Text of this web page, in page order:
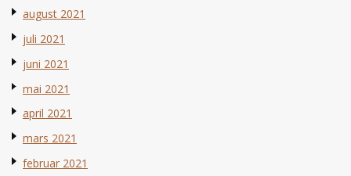
august 2021
juli 2021
juni 2021
mai 2021
april 2021
mars 2021
februar 2021